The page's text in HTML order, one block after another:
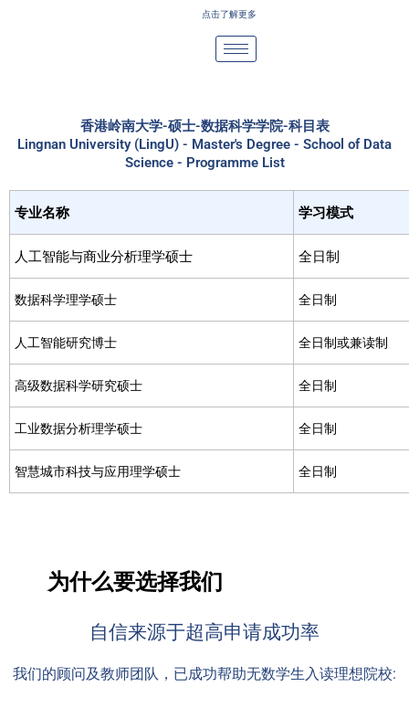
点击了解更多
香港岭南大学-硕士-数据科学学院-科目表
Lingnan University (LingU) - Master's Degree - School of Data
Science - Programme List
专业名称 学习模式
人工智能与商业分析理学硕士 全日制
数据科学理学硕士 全日制
人工智能研究博士 全日制或兼读制
高级数据科学研究硕士 全日制
工业数据分析理学硕士 全日制
智慧城市科技与应用理学硕士 全日制
为什么要选择我们
自信来源于超高申请成功率
我们的顾问及教师团队，已成功帮助无数学生入读理想院校: